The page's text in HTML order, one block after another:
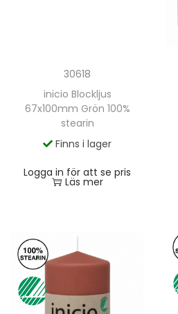
30618
inicio Blockljus
67x100mm Grön 100%
stearin
Finns i lager
Logga in för att se pris
Läs mer